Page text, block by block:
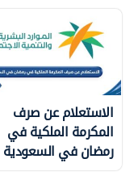
الاستعلام عن صرف
المكرمة الملكية في
رمضان في السعودية